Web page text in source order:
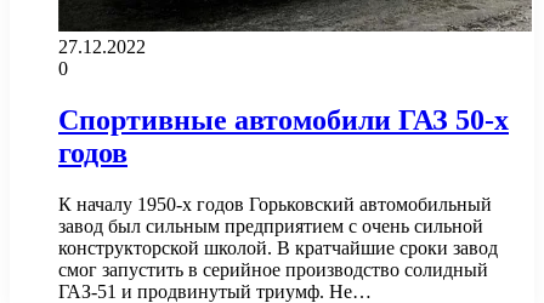
27.12.2022
0
Спортивные автомобили ГАЗ 50-х
годов
К началу 1950-х годов Горьковский автомобильный
завод был сильным предприятием с очень сильной
конструкторской школой. В кратчайшие сроки завод
смог запустить в серийное производство солидный
ГАЗ-51 и продвинутый триумф. Не…